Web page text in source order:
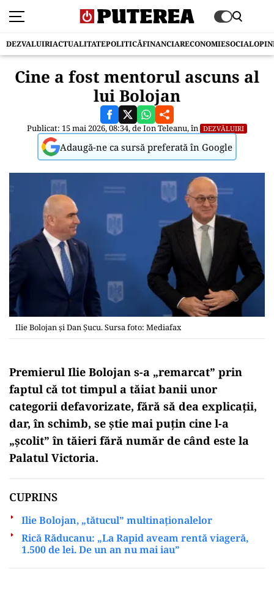
DEZVALUIRIACTUALITATEPOLITICĂFINANCIARECONOMIESOCIAL
Cine a fost mentorul ascuns al
lui Bolojan
Publicat: 15 mai 2026, 08:34, deIon Teleanu, în DEZVĂLUIRI
Adaugă-ne ca sursă preferată în Google
Ilie Bolojan și Dan Șucu. Sursa foto: Mediafax
Premierul Ilie Bolojan s-a „remarcat” prin
faptul că tot timpul a tăiat banii unor
categorii defavorizate, fără să dea explicații,
dar, în schimb, se știe mai puțin cine l-a
„școlit” în tăieri fără număr de când este la
Palatul Victoria.
CUPRINS
Ilie Bolojan, „tătucul” multinaționalelor
Rică Răducanu: „La Rapid aveam rentă viageră,
1.500 de lei. De un an nu mai iau”